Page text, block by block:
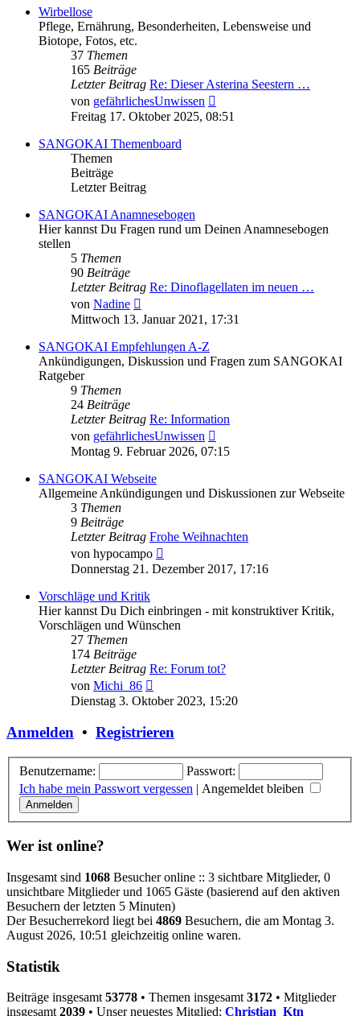
Wirbellose
Pflege, Ernährung, Besonderheiten, Lebensweise und
Biotope, Fotos, etc.
37 Themen
165 Beiträge
Letzter Beitrag Re: Dieser Asterina Seestern …
von gefährlichesUnwissen
Beitrag
Freitag 17. Oktober 2025, 08:51
SANGOKAI Themenboard
Themen
Beiträge
Letzter Beitrag
SANGOKAI Anamnesebogen
Hier kannst Du Fragen rund um Deinen Anamnesebogen
stellen
5 Themen
90 Beiträge
Letzter Beitrag Re: Dinoflagellaten im neuen …
von Nadine
Beitrag
Mittwoch 13. Januar 2021, 17:31
SANGOKAI Empfehlungen A-Z
Ankündigungen, Diskussion und Fragen zum SANGOKAI
Ratgeber
9 Themen
24 Beiträge
Letzter Beitrag Re: Information
von gefährlichesUnwissen
Beitrag
Montag 9. Februar 2026, 07:15
SANGOKAI Webseite
Allgemeine Ankündigungen und Diskussionen zur Webseite
3 Themen
9 Beiträge
Letzter Beitrag Frohe Weihnachten
von hypocampo
Beitrag
Donnerstag 21. Dezember 2017, 17:16
Vorschläge und Kritik
Hier kannst Du Dich einbringen - mit konstruktiver Kritik,
Vorschlägen und Wünschen
27 Themen
174 Beiträge
Letzter Beitrag Re: Forum tot?
von Michi_86
Beitrag
Dienstag 3. Oktober 2023, 15:20
Anmelden • Registrieren
Benutzername:
Passwort:
Ich habe mein Passwort vergessen | Angemeldet bleiben
Wer ist online?
Insgesamt sind 1068 Besucher online :: 3 sichtbare Mitglieder, 0
unsichtbare Mitglieder und 1065 Gäste (basierend auf den aktiven
Besuchern der letzten 5 Minuten)
Der Besucherrekord liegt bei 4869 Besuchern, die am Montag 3.
August 2026, 10:51 gleichzeitig online waren.
Statistik
Beiträge insgesamt 53778 • Themen insgesamt 3172 • Mitglieder
insgesamt 2039 • Unser neuestes Mitglied: Christian_Ktn